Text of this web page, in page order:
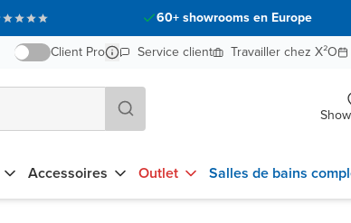
60+ showrooms en Europe
Client Pro
Service client Travailler chez X²O
Accessoires Outlet Salles de bains